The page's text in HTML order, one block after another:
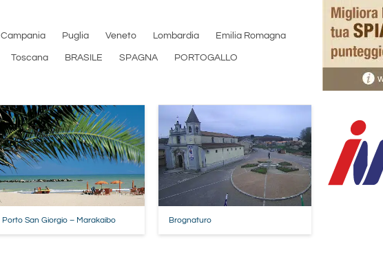
Campania Puglia Veneto Lombardia Emilia Romagna
Toscana BRASILE SPAGNA PORTOGALLO
Porto San Giorgio – Marakaibo Brognaturo